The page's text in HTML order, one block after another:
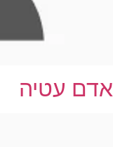
אדם עטיה